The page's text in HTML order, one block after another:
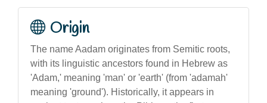
Origin
The name Aadam originates from Semitic roots,
with its linguistic ancestors found in Hebrew as
'Adam,' meaning 'man' or 'earth' (from 'adamah'
meaning 'ground'). Historically, it appears in